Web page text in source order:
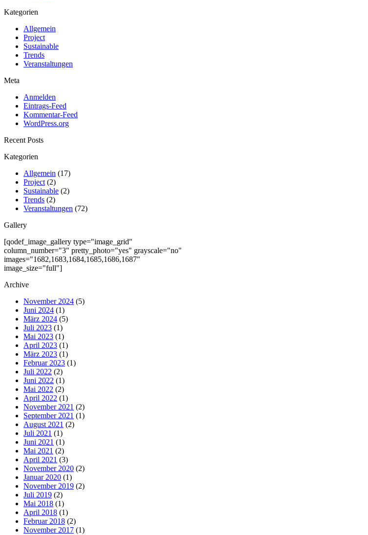
Kategorien
Allgemein
Project
Sustainable
Trends
Veranstaltungen
Meta
Anmelden
Eintrags-Feed
Kommentar-Feed
WordPress.org
Recent Posts
Kategorien
Allgemein (17)
Project (2)
Sustainable (2)
Trends (2)
Veranstaltungen (72)
Gallery
[qodef_image_gallery type="image_grid"
column_number="3" pretty_photo="yes" grayscale="no"
images="1682,1683,1684,1685,1686,1687"
image_size="full"]
Archive
November 2024 (5)
Juni 2024 (1)
März 2024 (5)
Juli 2023 (1)
Mai 2023 (1)
April 2023 (1)
März 2023 (1)
Februar 2023 (1)
Juli 2022 (2)
Juni 2022 (1)
Mai 2022 (2)
April 2022 (1)
November 2021 (2)
September 2021 (1)
August 2021 (2)
Juli 2021 (1)
Juni 2021 (1)
Mai 2021 (2)
April 2021 (3)
November 2020 (2)
Januar 2020 (1)
November 2019 (2)
Juli 2019 (2)
Mai 2018 (1)
April 2018 (1)
Februar 2018 (2)
November 2017 (1)